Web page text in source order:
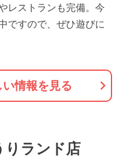
レストランも完備。今
ですので、ぜひ遊びに
情報を見る
りランド店